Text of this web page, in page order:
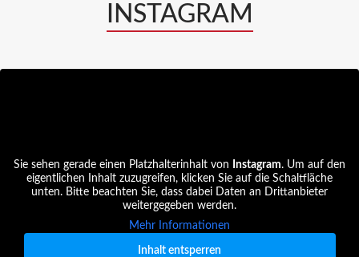
INSTAGRAM
Sie sehen gerade einen Platzhalterinhalt von Instagram. Um auf den
eigentlichen Inhalt zuzugreifen, klicken Sie auf die Schaltfläche
unten. Bitte beachten Sie, dass dabei Daten an Drittanbieter
weitergegeben werden.
Mehr Informationen
Inhalt entsperren